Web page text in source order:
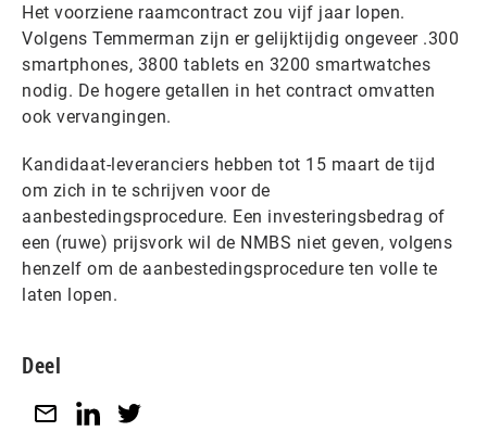
Het voorziene raamcontract zou vijf jaar lopen.
Volgens Temmerman zijn er gelijktijdig ongeveer .300
smartphones, 3800 tablets en 3200 smartwatches
nodig. De hogere getallen in het contract omvatten
ook vervangingen.
Kandidaat-leveranciers hebben tot 15 maart de tijd
om zich in te schrijven voor de
aanbestedingsprocedure. Een investeringsbedrag of
een (ruwe) prijsvork wil de NMBS niet geven, volgens
henzelf om de aanbestedingsprocedure ten volle te
laten lopen.
Deel